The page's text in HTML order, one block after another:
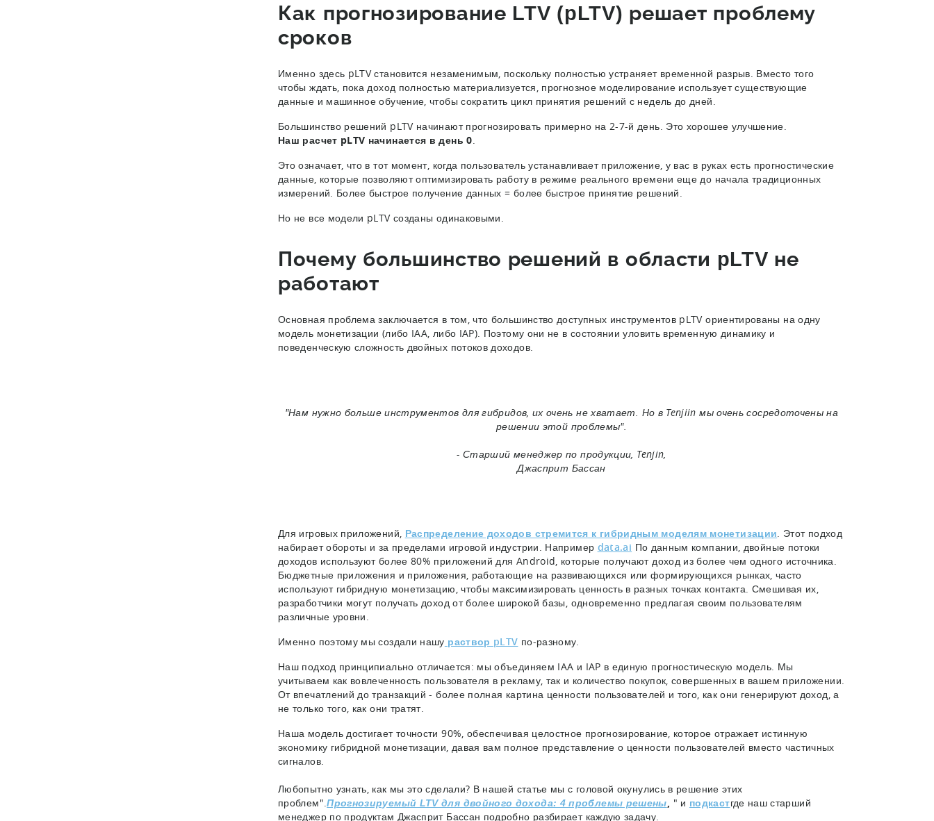
Как прогнозирование LTV (pLTV) решает проблему
сроков
Именно здесь pLTV становится незаменимым, поскольку полностью устраняет временной разрыв. Вместо того
чтобы ждать, пока доход полностью материализуется, прогнозное моделирование использует существующие
данные и машинное обучение, чтобы сократить цикл принятия решений с недель до дней.
Большинство решений pLTV начинают прогнозировать примерно на 2-7-й день. Это хорошее улучшение.
Наш расчет pLTV начинается в день 0.
Это означает, что в тот момент, когда пользователь устанавливает приложение, у вас в руках есть прогностические
данные, которые позволяют оптимизировать работу в режиме реального времени еще до начала традиционных
измерений. Более быстрое получение данных = более быстрое принятие решений.
Но не все модели pLTV созданы одинаковыми.
Почему большинство решений в области pLTV не
работают
Основная проблема заключается в том, что большинство доступных инструментов pLTV ориентированы на одну
модель монетизации (либо IAA, либо IAP). Поэтому они не в состоянии уловить временную динамику и
поведенческую сложность двойных потоков доходов.
"Нам нужно больше инструментов для гибридов, их очень не хватает. Но в Tenjiin мы очень сосредоточены на
решении этой проблемы".
- Старший менеджер по продукции, Tenjin,
Джасприт Бассан
Для игровых приложений, Распределение доходов стремится к гибридным моделям монетизации. Этот подход
набирает обороты и за пределами игровой индустрии. Например data.ai По данным компании, двойные потоки
доходов используют более 80% приложений для Android, которые получают доход из более чем одного источника.
Бюджетные приложения и приложения, работающие на развивающихся или формирующихся рынках, часто
используют гибридную монетизацию, чтобы максимизировать ценность в разных точках контакта. Смешивая их,
разработчики могут получать доход от более широкой базы, одновременно предлагая своим пользователям
различные уровни.
Именно поэтому мы создали нашу раствор pLTV по-разному.
Наш подход принципиально отличается: мы объединяем IAA и IAP в единую прогностическую модель. Мы
учитываем как вовлеченность пользователя в рекламу, так и количество покупок, совершенных в вашем приложении.
От впечатлений до транзакций - более полная картина ценности пользователей и того, как они генерируют доход, а
не только того, как они тратят.
Наша модель достигает точности 90%, обеспечивая целостное прогнозирование, которое отражает истинную
экономику гибридной монетизации, давая вам полное представление о ценности пользователей вместо частичных
сигналов.
Любопытно узнать, как мы это сделали? В нашей статье мы с головой окунулись в решение этих
проблем".Прогнозируемый LTV для двойного дохода: 4 проблемы решены, " и подкастгде наш старший
менеджер по продуктам Джасприт Бассан подробно разбирает каждую задачу.